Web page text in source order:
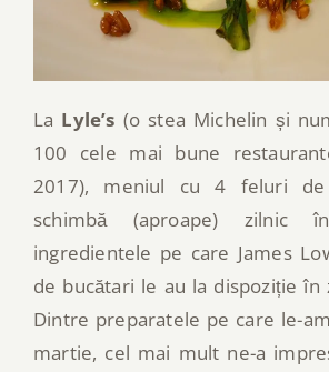
La Lyle’s (o stea Michelin și
100 cele mai bune
2017), meniul cu 4 feluri de
schimbă (aproape) zilnic
ingredientele pe care James
de bucătari le au la dispoziție în
Dintre preparatele pe care le-
martie, cel mai mult ne-a